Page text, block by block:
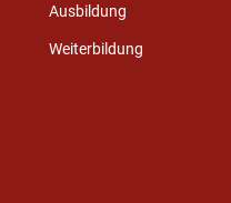
Ausbildung
Weiterbildung